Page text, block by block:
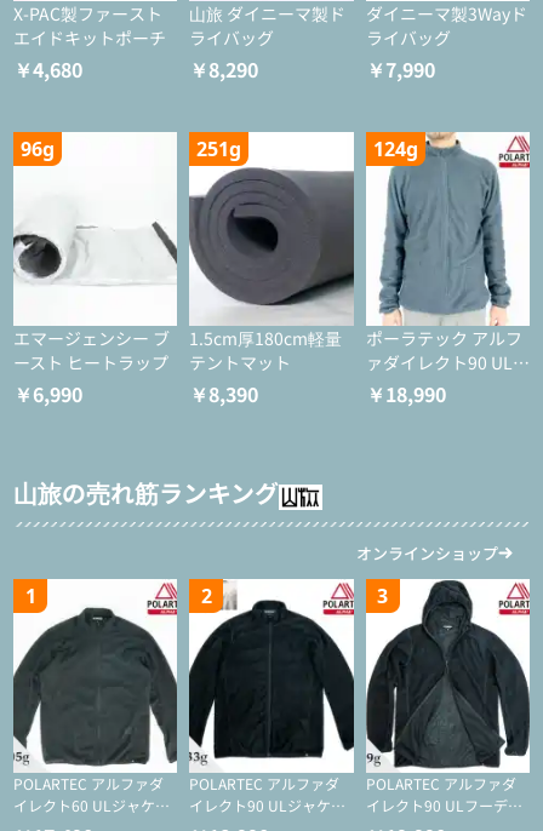
X-PAC製ファースト
エイドキットポーチ
￥4,680
山旅 ダイニーマ製ド
ライバッグ
￥8,290
ダイニーマ製3Wayド
ライバッグ
￥7,990
96g
エマージェンシー ブ
ースト ヒートラップ
￥6,990
251g
1.5cm厚180cm軽量
テントマット
￥8,390
124g
ポーラテック アルフ
ァダイレクト90 ULジ
ャケット
￥18,990
山旅の売れ筋ランキング
オンラインショップ
1
POLARTEC アルファダ
イレクト60 ULジャケッ
2
POLARTEC アルファダ
イレクト90 ULジャケッ
3
POLARTEC アルファダ
イレクト90 ULフーディ